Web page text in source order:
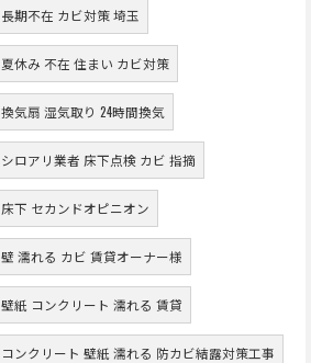
長期不在 カビ対策 埼玉
夏休み 不在 住まい カビ対策
換気扇 湿気取り 24時間換気
シロアリ業者 床下点検 カビ 指摘
床下 セカンドオピニオン
壁 濡れる カビ 賃貸オーナー様
壁紙 コンクリート 濡れる 賃貸
コンクリート 壁紙 濡れる 防カビ結露対策工事